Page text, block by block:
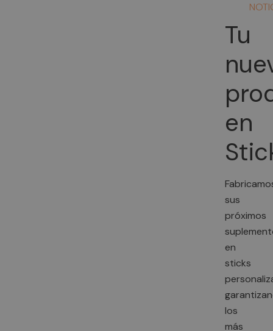
Tu
en
sus
próximos
en
sticks
los
más